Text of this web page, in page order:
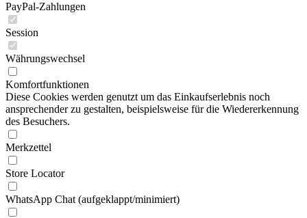
PayPal-Zahlungen
Session
Währungswechsel
Komfortfunktionen
Diese Cookies werden genutzt um das Einkaufserlebnis noch
ansprechender zu gestalten, beispielsweise für die Wiedererkennung
des Besuchers.
Merkzettel
Store Locator
WhatsApp Chat (aufgeklappt/minimiert)